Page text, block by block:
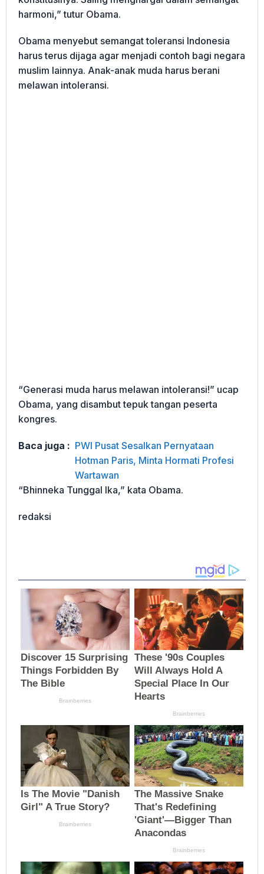
harmoni,” tutur Obama.
Obama menyebut semangat toleransi Indonesia
harus terus dijaga agar menjadi contoh bagi negara
muslim lainnya. Anak-anak muda harus berani
melawan intoleransi.
“Generasi muda harus melawan intoleransi!” ucap
Obama, yang disambut tepuk tangan peserta
kongres.
Baca juga : PWI Pusat Sesalkan Pernyataan
Hotman Paris, Minta Hormati Profesi
Wartawan
“Bhinneka Tunggal Ika,” kata Obama.
redaksi